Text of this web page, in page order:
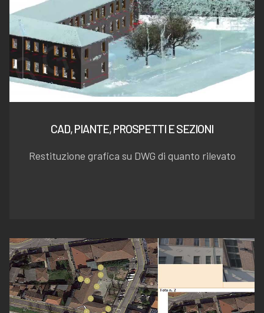
CAD, PIANTE, PROSPETTI E SEZIONI
Restituzione grafica su DWG di quanto rilevato